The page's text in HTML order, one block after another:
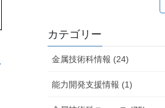
カテゴリー
金属技術科情報 (24)
能力開発支援情報 (1)